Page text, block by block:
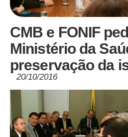
CMB e FONIF
Ministério da
preservação da
20/10/2016